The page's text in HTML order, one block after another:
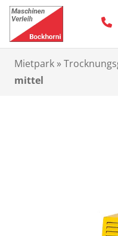
Mietpark »
mittel